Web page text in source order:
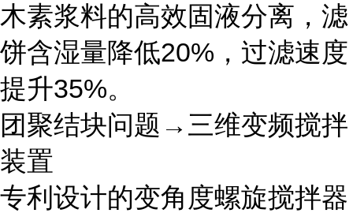
木素浆料的高效固液分离，滤
饼含湿量降低20%，过滤速度
提升35%。
团聚结块问题→三维变频搅拌
装置
专利设计的变角度螺旋搅拌器